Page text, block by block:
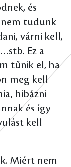
és
nem tudunk
várni kell,
Ez a
tűnik el, ha
meg kell
hibázni
és így
kell
Miért nem